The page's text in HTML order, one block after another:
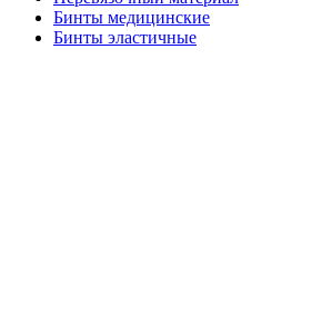
Бинты медицинские
Бинты эластичные